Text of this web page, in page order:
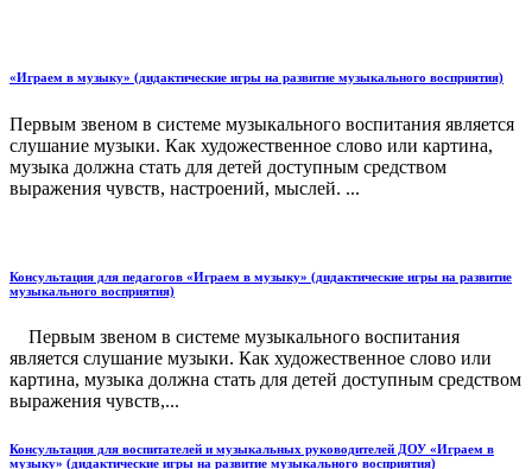
«Играем в музыку» (дидактические игры на развитие музыкального восприятия)
Первым звеном в системе музыкального воспитания является
слушание музыки. Как художественное слово или картина,
музыка должна стать для детей доступным средством
выражения чувств, настроений, мыслей. ...
Консультация для педагогов «Играем в музыку» (дидактические игры на развитие
музыкального восприятия)
Первым звеном в системе музыкального воспитания
является слушание музыки. Как художественное слово или
картина, музыка должна стать для детей доступным средством
выражения чувств,...
Консультация для воспитателей и музыкальных руководителей ДОУ «Играем в
музыку» (дидактические игры на развитие музыкального восприятия)